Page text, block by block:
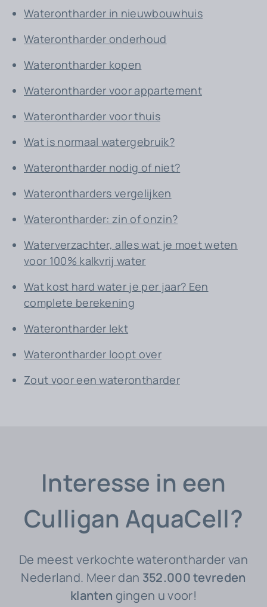
Waterontharder in nieuwbouwhuis
Waterontharder onderhoud
Waterontharder kopen
Waterontharder voor appartement
Waterontharder voor thuis
Wat is normaal watergebruik?
Waterontharder nodig of niet?
Waterontharders vergelijken
Waterontharder: zin of onzin?
Waterverzachter, alles wat je moet weten
voor 100% kalkvrij water
Wat kost hard water je per jaar? Een
complete berekening
Waterontharder lekt
Waterontharder loopt over
Zout voor een waterontharder
Interesse in een
Culligan AquaCell?
De meest verkochte waterontharder van
Nederland. Meer dan 352.000 tevreden
klanten gingen u voor!